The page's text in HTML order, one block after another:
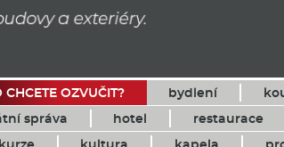
CHCETE OZVUČIT? bydlení
správa
hotel restaurace